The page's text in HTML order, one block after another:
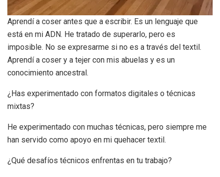
Aprendí a coser antes que a escribir. Es un lenguaje que
está en mi ADN. He tratado de superarlo, pero es
imposible. No se expresarme si no es a través del textil.
Aprendí a coser y a tejer con mis abuelas y es un
conocimiento ancestral.
¿Has experimentado con formatos digitales o técnicas
mixtas?
He experimentado con muchas técnicas, pero siempre me
han servido como apoyo en mi quehacer textil.
¿Qué desafíos técnicos enfrentas en tu trabajo?